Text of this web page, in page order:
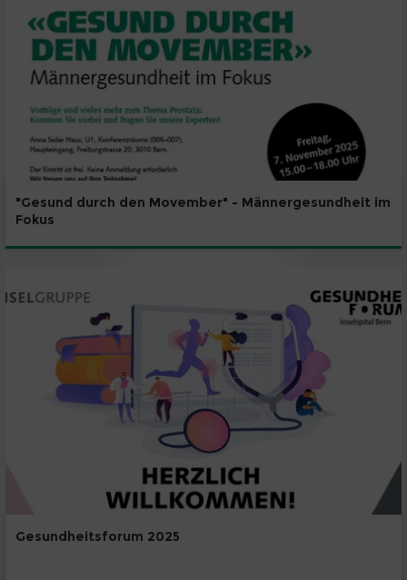
"Gesund durch den Movember" - Männergesundheit im
Fokus
Gesundheitsforum 2025